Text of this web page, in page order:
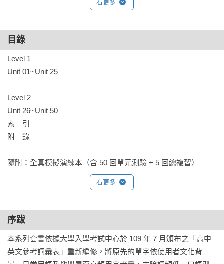
下載音檔，利用零星時間隨掃隨聽加深印象，必能增進聽力與
◆實戰演練最徹底！
每單元 10 題精準測驗，每 10 單元一次總複習測驗，涵蓋字
彙、文意選填與克漏字，從單點記憶進化到篇章理解 。
【WORD UP 數位學習四大特色】
•數位單字卡：告別看過就忘！
紙本單字轉化為數位字卡，內建演算法自動篩選你不熟單字，
精準增加複習頻率。
•美式專業朗讀：打造沉浸式聽說！
美籍老師錄製單字與例句音檔，支援多段變速播放，通勤、運
•多元複習模組：強化單字記憶！
提供「翻卡、拼字、聽力、三態」四種互動模式，隨時隨地強
化核心單字記憶。
看更多
目錄
Level 1
Unit 01~Unit 25
Level 2
Unit 26~Unit 50
索　引
附　錄
隨附：全真模擬演練本（含 50 回單元測驗 + 5 回總複習）
看更多
序跋
本系列套書依據大學入學考試中心於 109 年 7 月頒布之「高中
英文參考詞彙表」重新編修，將原先的單字依使用者文化背